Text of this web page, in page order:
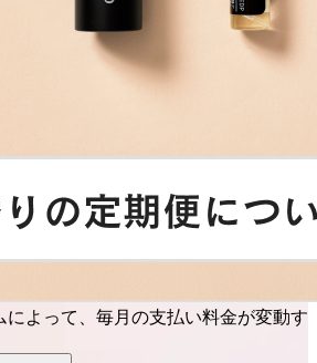
よって、毎月の支払い料金が変動す